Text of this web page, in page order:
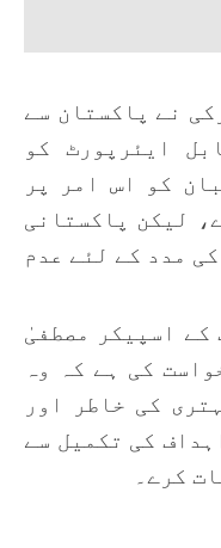
نے پاکستان سے
ایئرپورٹ کو
کو اس امر پر
لیکن پاکستانی
مدد کے لئے عدم
کے اسپیکر مصطفیٰ
کی ہے کہ وہ
کی خاطر اور
کی تکمیل سے
کرے۔